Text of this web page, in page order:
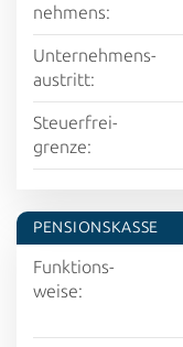
nehmens:
Unter­nehmens­
austritt:
Steuer­frei­
grenze:
PENSIONS­KASSE
Funktions­
weise: